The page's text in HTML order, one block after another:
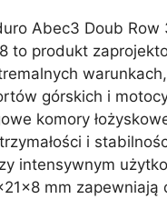
Abec3 Doub Row
to produkt
górskich i
komory
i
intensywnym
mm zapewniają